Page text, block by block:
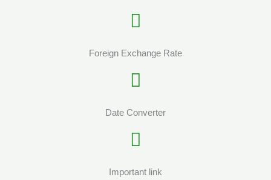
Foreign Exchange Rate
Date Converter
Important link